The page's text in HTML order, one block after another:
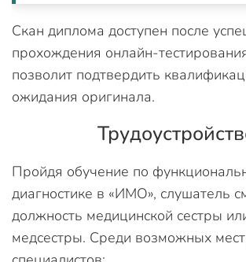
Скан диплома доступен после
прохождения онлайн-
позволит подтвердить
ожидания оригинала.
Пройдя обучение по
диагностике в «ИМО», слушатель
должность медицинской сестры
медсестры. Среди возможных